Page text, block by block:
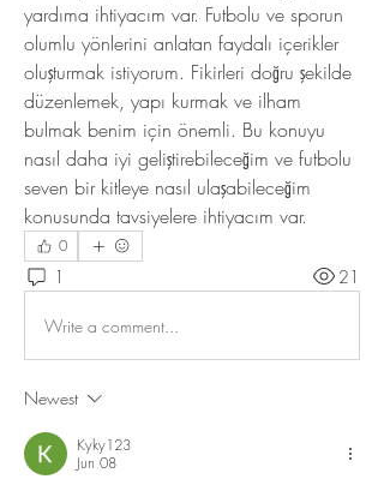
yardıma ihtiyacım var. Futbolu ve sporun
olumlu yönlerini anlatan faydalı içerikler
oluşturmak istiyorum. Fikirleri doğru şekilde
düzenlemek, yapı kurmak ve ilham
bulmak benim için önemli. Bu konuyu
nasıl daha iyi geliştirebileceğim ve futbolu
seven bir kitleye nasıl ulaşabileceğim
konusunda tavsiyelere ihtiyacım var.
0
1 21
Write a comment...
Newest
Kyky123
Jun 08